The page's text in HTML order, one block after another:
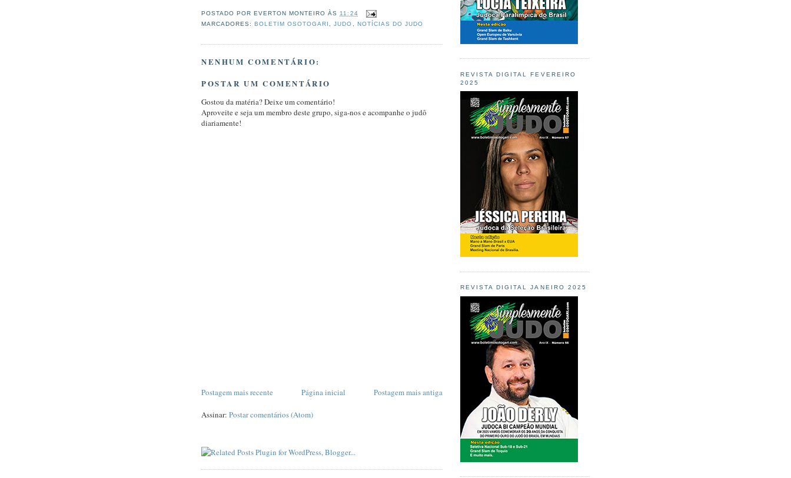
POSTADO POR EVERTON MONTEIRO ÀS11:24
MARCADORES:BOLETIM OSOTOGARI ,JUDO , NOTÍCIAS DO JUDO
NENHUM COMENTÁRIO:
POSTAR UM COMENTÁRIO
Gostou da matéria? Deixe um comentário!
Aproveite e seja um membro deste grupo, siga-nos e acompanhe o judô
diariamente!
Postagem mais recente Postagem mais antiga
Página inicial
Assinar: Postar comentários (Atom)
REVISTA DIGITAL FEVEREIRO
2025
REVISTA DIGITAL JANEIRO 2025